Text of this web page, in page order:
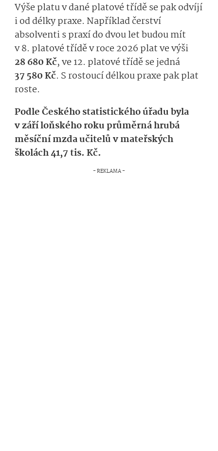
Výše platu v dané platové třídě se pak odvíjí
i od délky praxe. Například čerství
absolventi s praxí do dvou let budou mít
v 8. platové třídě v roce 2026 plat ve výši
28 680 Kč, ve 12. platové třídě se jedná
37 580 Kč. S rostoucí délkou praxe pak plat
roste.
Podle Českého statistického úřadu byla
v září loňského roku průměrná hrubá
měsíční mzda učitelů v mateřských
školách 41,7 tis. Kč.